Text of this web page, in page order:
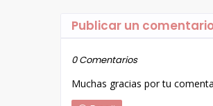
Publicar un
0 Comentarios
Muchas gracias por tu